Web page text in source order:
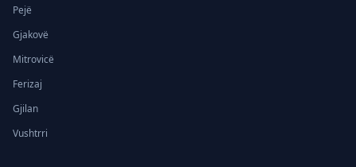
Pejë
Gjakovë
Mitrovicë
Ferizaj
Gjilan
Vushtrri